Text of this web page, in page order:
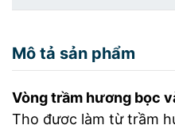
Mô tả sản phẩm
Vòng trầm hương bọc
Thọ được làm từ trầm